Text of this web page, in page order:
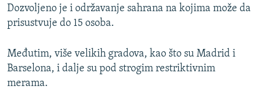
Dozvoljeno je i održavanje sahrana na kojima može da
prisustvuje do 15 osoba.
Međutim, više velikih gradova, kao što su Madrid i
Barselona, i dalje su pod strogim restriktivnim
merama.